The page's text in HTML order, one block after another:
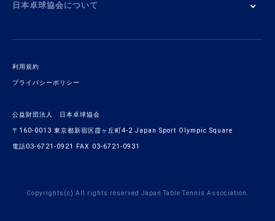
日本卓球協会について
利用規約
プライバシーポリシー
公益財団法人 日本卓球協会
〒160-0013 東京都新宿区霞ヶ丘町4-2 Japan Sport Olympic Square
電話03-6721-0921 FAX 03-6721-0931
Copyrights(c) All rights reserved Japan Table Tennis Association.